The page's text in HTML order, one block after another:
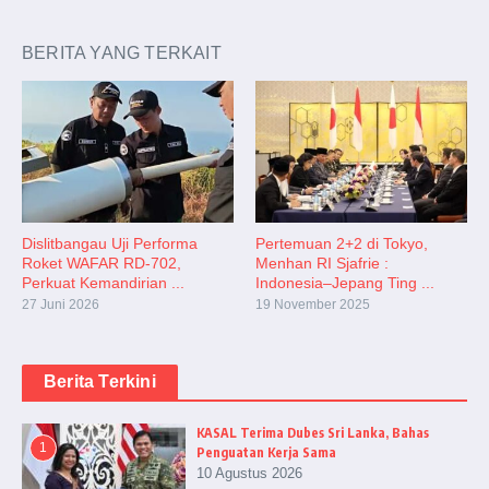
BERITA YANG TERKAIT
Dislitbangau Uji Performa
Roket WAFAR RD-702,
Perkuat Kemandirian ...
27 Juni 2026
Pertemuan 2+2 di Tokyo,
Menhan RI Sjafrie :
Indonesia–Jepang Ting ...
19 November 2025
Berita Terkini
1
KASAL Terima Dubes Sri Lanka, Bahas
Penguatan Kerja Sama
10 Agustus 2026